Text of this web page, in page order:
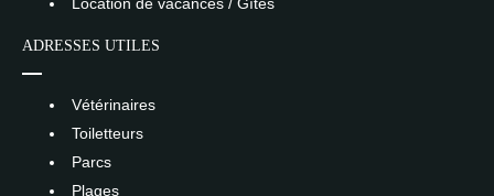
ADRESSES UTILES
Vétérinaires
Toiletteurs
Parcs
Plages